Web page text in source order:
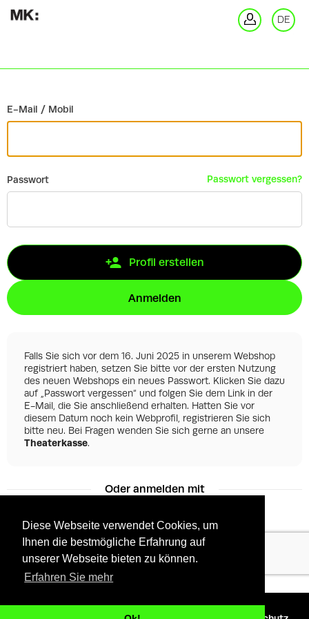
Diese Webseite verwendet Cookies, um
Ihnen die bestmögliche Erfahrung auf
unserer Webseite bieten zu können.
Erfahren Sie mehr
DE
E-Mail / Mobil
Passwort Passwort vergessen?
Profil erstellen
Anmelden
Falls Sie sich vor dem 16. Juni 2025 in unserem Webshop
registriert haben, setzen Sie bitte vor der ersten Nutzung
des neuen Webshops ein neues Passwort. Klicken Sie dazu
auf „Passwort vergessen“ und folgen Sie dem Link in der
E-Mail, die Sie anschließend erhalten. Hatten Sie vor
diesem Datum noch kein Webprofil, registrieren Sie sich
bitte neu. Bei Fragen wenden Sie sich gerne an unsere
Theaterkasse.
Oder anmelden mit
Facebook